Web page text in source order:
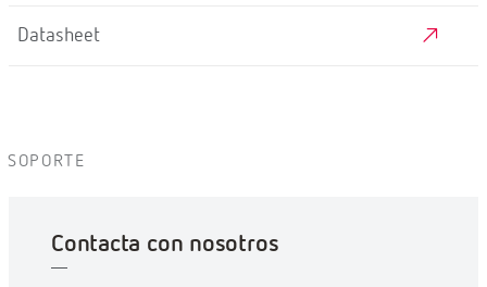
Datasheet
SOPORTE
Contacta con nosotros